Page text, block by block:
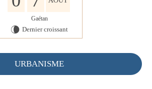
Gaétan
V Dernier croissant
URBANISME